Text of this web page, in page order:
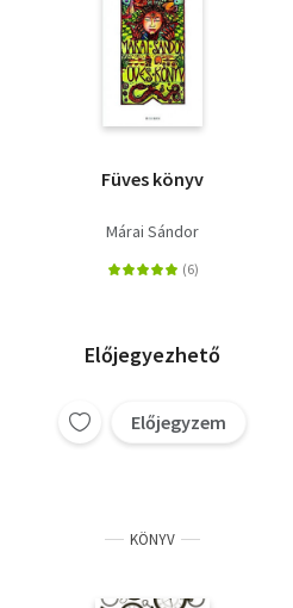
Füves könyv
Márai Sándor
Előjegyezhető
Előjegyzem
KÖNYV